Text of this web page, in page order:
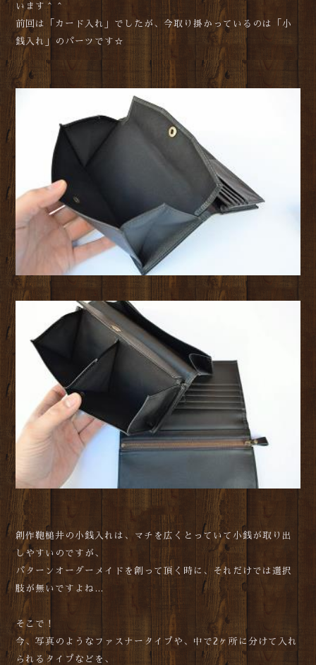
います＾＾
前回は「カード入れ」でしたが、今取り掛かっているのは「小
銭入れ」のパーツです☆
創作鞄槌井の小銭入れは、マチを広くとっていて小銭が取り出
しやすいのですが、
パターンオーダーメイドを創って頂く時に、それだけでは選択
肢が無いですよね…
そこで！
今、写真のようなファスナータイプや、中で2ヶ所に分けて入れ
られるタイプなどを、